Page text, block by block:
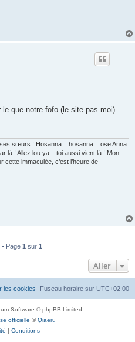
que notre fofo (le site pas moi)
sœurs ! Hosanna... hosanna... ose Anna
là ! Allez lou ya... toi aussi vient là ! Mon
immaculée, c’est l’heure de
Page 1 sur 1
Aller
Fuseau horaire sur UTC+02:00
les cookies
Software © phpBB Limited
officielle ©Qiaeru
| Conditions